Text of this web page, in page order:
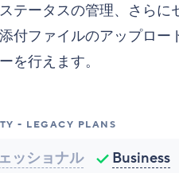
テータスの管理、さらに
付ファイルのアップロー
を行えます。
- LEGACY PLANS
ッショナル
Business